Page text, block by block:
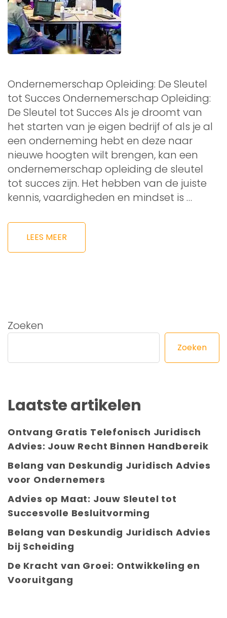
Ondernemerschap Opleiding: De Sleutel
tot Succes Ondernemerschap Opleiding:
De Sleutel tot Succes Als je droomt van
het starten van je eigen bedrijf of als je al
een onderneming hebt en deze naar
nieuwe hoogten wilt brengen, kan een
ondernemerschap opleiding de sleutel
tot succes zijn. Het hebben van de juiste
kennis, vaardigheden en mindset is …
LEES MEER
Zoeken
Zoeken
Laatste artikelen
Ontvang Gratis Telefonisch Juridisch
Advies: Jouw Recht Binnen Handbereik
Belang van Deskundig Juridisch Advies
voor Ondernemers
Advies op Maat: Jouw Sleutel tot
Succesvolle Besluitvorming
Belang van Deskundig Juridisch Advies
bij Scheiding
De Kracht van Groei: Ontwikkeling en
Vooruitgang